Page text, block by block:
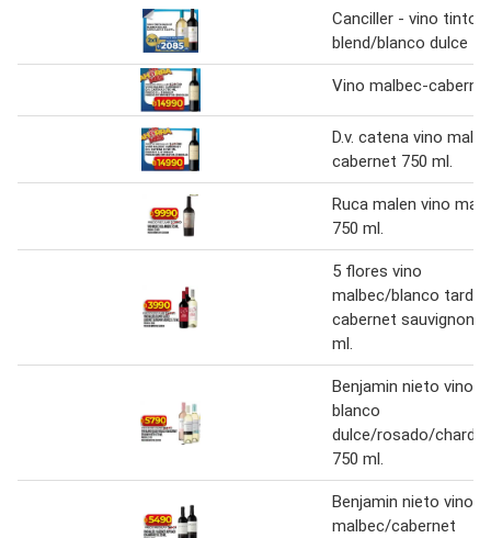
Canciller - vino tinto
blend/blanco dulce
Vino malbec-
D.v. catena vino
cabernet 750 ml.
Ruca malen vino
750 ml.
5 flores vino
malbec/blanco
cabernet sauvignon
ml.
Benjamin nieto vino
blanco
dulce/rosado/
750 ml.
Benjamin nieto vino
malbec/cabernet